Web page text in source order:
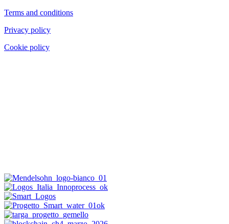
Terms and conditions
Privacy policy
Cookie policy